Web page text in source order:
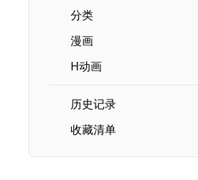
分类
漫画
H动画
历史记录
收藏清单